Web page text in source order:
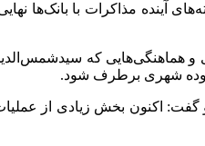
آینده مذاکرات با بانک‌ها
و هماهنگی‌هایی که
شهری برطرف شود.